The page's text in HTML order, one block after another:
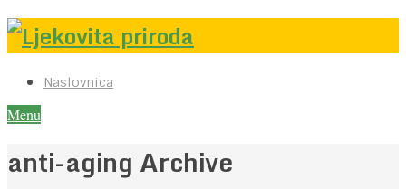
Naslovnica
Menu
anti-aging Archive